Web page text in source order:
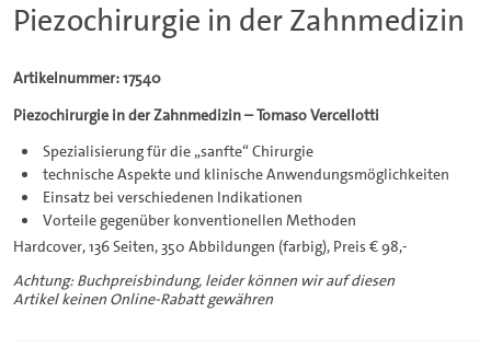
Piezochirurgie in der Zahnmedizin
Artikelnummer: 17540
Piezochirurgie in der Zahnmedizin – Tomaso Vercellotti
Spezialisierung für die „sanfte“ Chirurgie
technische Aspekte und klinische Anwendungsmöglichkeiten
Einsatz bei verschiedenen Indikationen
Vorteile gegenüber konventionellen Methoden
Hardcover, 136 Seiten, 350 Abbildungen (farbig), Preis € 98,-
Achtung: Buchpreisbindung, leider können wir auf diesen
Artikel keinen Online-Rabatt gewähren